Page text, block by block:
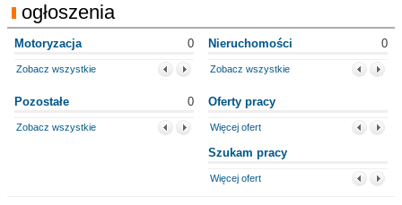
ogłoszenia
Motoryzacja 0
Zobacz wszystkie
Nieruchomości 0
Zobacz wszystkie
Pozostałe 0
Zobacz wszystkie
Oferty pracy
Więcej ofert
Szukam pracy
Więcej ofert